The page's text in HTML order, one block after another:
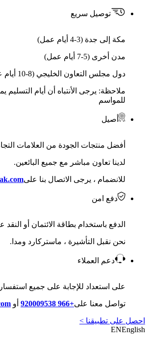
توصيل سريع
مكة إلى جدة (3-4 أيام عمل)
مدن أخرى (5-7 أيام عمل)
دول مجلس التعاون الخليجي (8-10 أيام عمل)
ملاحظة: يرجى الأنتباه أن أيام التسليم
للمواسم
أصيل
أفضل منتجات الجودة من العلامات
لدينا تعاون مباشر مع جميع البائعين.
للانضمام ، يرجى الاتصال بنا على
دفع امن
الدفع باستخدام بطاقة الائتمان أو النقد
نحن نقبل التأشيرة ، ماستركارد ومدا.
دعم العملاء
على استعداد للإجابة على جميع
تواصل معنا على+966 920009538 أو
احصل على تطبيقنا >
ENEnglish